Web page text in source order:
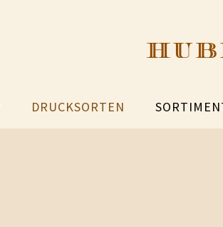
DRUCKSORTEN